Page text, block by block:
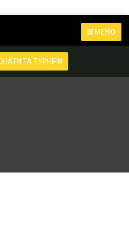
МЕНЮ
ТА ТУРНІРИ